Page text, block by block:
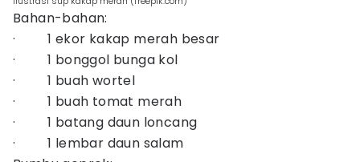
Bahan-bahan:
· 1 ekor kakap merah besar
· 1 bonggol bunga kol
· 1 buah wortel
· 1 buah tomat merah
· 1 batang daun loncang
· 1 lembar daun salam